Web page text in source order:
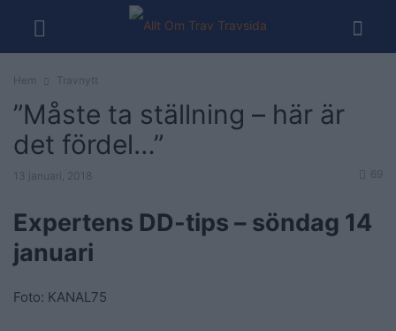
Hem Travnytt
”Måste ta ställning – här är
det fördel…”
13 januari, 2018 69
Expertens DD-tips – söndag 14
januari
Foto: KANAL75